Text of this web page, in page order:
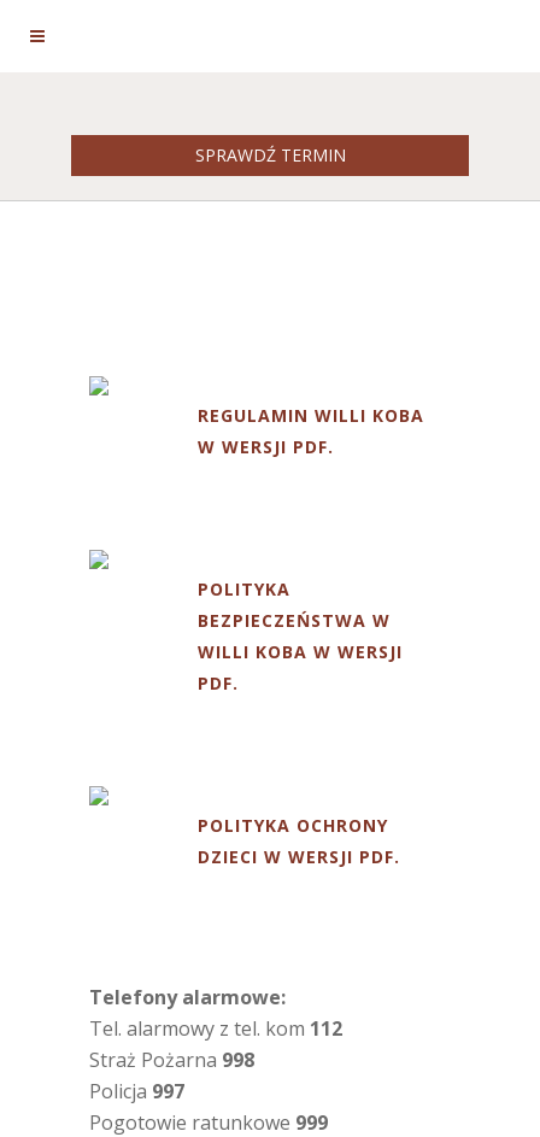
SPRAWDŹ TERMIN
REGULAMIN I POLITYKA
REGULAMIN WILLI KOBA
W WERSJI PDF.
POLITYKA
BEZPIECZEŃSTWA W
WILLI KOBA W WERSJI
PDF.
POLITYKA OCHRONY
DZIECI W WERSJI PDF.
Telefony alarmowe:
Tel. alarmowy z tel. kom 112
Straż Pożarna 998
Policja 997
Pogotowie ratunkowe 999